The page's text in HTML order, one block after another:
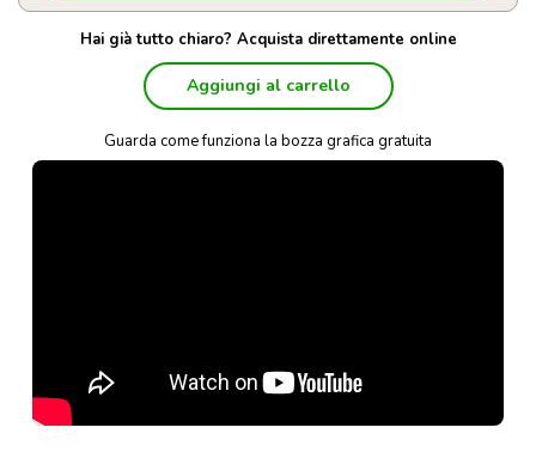
Hai già tutto chiaro? Acquista direttamente online
Aggiungi al carrello
Guarda come funziona la bozza grafica gratuita